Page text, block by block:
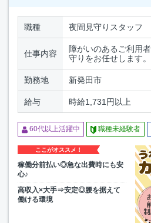
職種 夜間見守りスタッフ
仕事内容
障がいのあるご利用
守りをお任せします。
勤務地 新発田市
給与 時給1,731円以上
60代以上活躍中 職種未経験者
ここがオススメ！
稼働分前払い◎急な出費時にも安
心♪
高収入×大手⇒安定◎腰を据えて
働ける環境